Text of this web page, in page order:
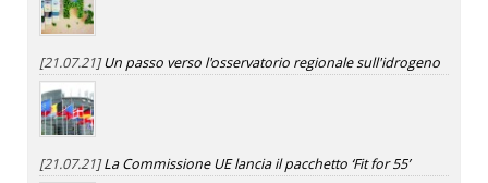
[21.07.21]Un passo verso l'osservatorio regionale sull'idrogeno
[21.07.21]La Commissione UE lancia il pacchetto ‘Fit for 55’